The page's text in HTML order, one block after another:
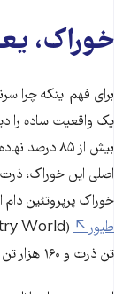
خوراک،
برای فهم اینکه چرا
یک واقعیت ساده را
بیش از ۸۵
اصلی این خوراک،
خوراک پرپروتئین
طیور
تن ذرت و ۱۶۰ هزار تن کنجاله سویا نیاز دارد.